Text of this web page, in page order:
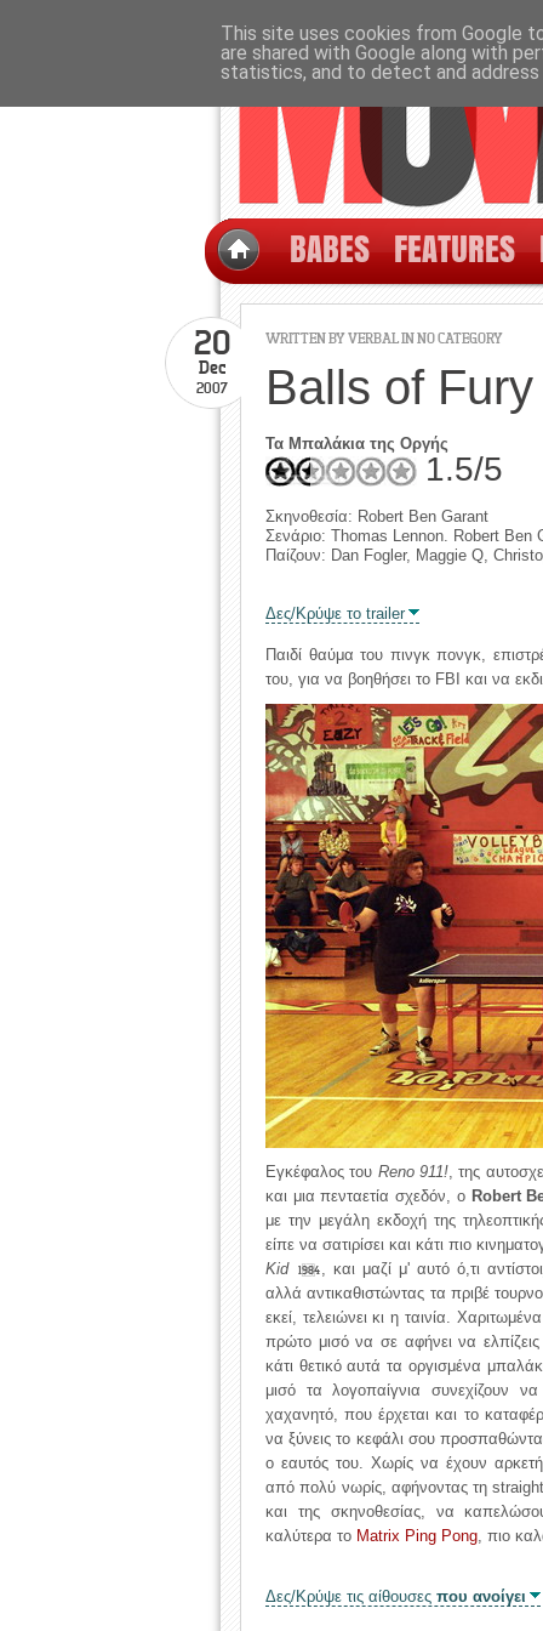
BABES FEATURES
WRITTEN BYVERBALIN NO CATEGORY
20
Dec
2007 Balls of
Τα Μπαλάκια της Οργής
1.5/5
Σκηνοθεσία: Robert Ben Garant
Σενάριο: Thomas Lennon. Robert Ben
Παίζουν: Dan Fogler, Maggie Q,
Δες/Κρύψε το trailer
Παιδί θαύμα του πινγκ πονγκ,
του, για να βοηθήσει το FBI και να
Εγκέφαλος του Reno 911!, της
και μια πενταετία σχεδόν, ο Robert
με την μεγάλη εκδοχή της
είπε να σατιρίσει και κάτι πιο
Kid
1984 , και μαζί μ' αυτό ό,τι
αλλά αντικαθιστώντας τα πριβέ
εκεί, τελειώνει κι η ταινία.
πρώτο μισό να σε αφήνει να
κάτι θετικό αυτά τα οργισμένα
μισό τα λογοπαίγνια
χαχανητό, που έρχεται και το
να ξύνεις το κεφάλι σου
ο εαυτός του. Χωρίς να έχουν
από πολύ νωρίς, αφήνοντας τη
και της σκηνοθεσίας, να
καλύτερα το Matrix Ping Pong, πιο
Δες/Κρύψε τις αίθουσες που ανοίγει
This site uses cookies from Google
are shared with Google along with
statistics, and to detect and address